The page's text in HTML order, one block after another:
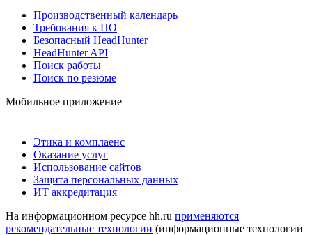
Производственный календарь
Требования к ПО
Безопасный HeadHunter
HeadHunter API
Поиск работы
Поиск по резюме
Мобильное приложение
Этика и комплаенс
Оказание услуг
Использование сайтов
Защита персональных данных
ИТ аккредитация
На информационном ресурсе hh.ru применяются
рекомендательные технологии (информационные технологии